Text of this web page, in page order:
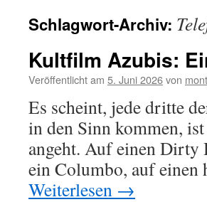
Schlagwort-Archiv:
Kultfilm Azubis:
Veröffentlicht am 5. Juni 2026von
Es scheint, jede dritte
in den Sinn kommen,
angeht. Auf einen
ein Columbo, auf
Weiterlesen →